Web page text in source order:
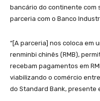
bancário do continente com
parceria com o Banco
“[A parceria] nos coloca em
renminbi chinês (RMB),
recebam pagamentos em
viabilizando o comércio
do Standard Bank, presente